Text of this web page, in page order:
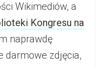
Wikimediów, a
Kongresu na
naprawdę
darmowe zdjęcia,